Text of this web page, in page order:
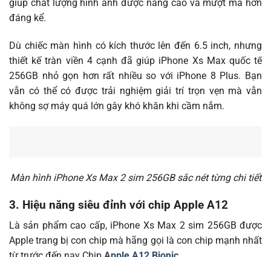
giúp chất lượng hình ảnh được nâng cao và mượt mà hơn
đáng kể.
Dù chiếc màn hình có kích thước lên đến 6.5 inch, nhưng
thiết kế tràn viền 4 cạnh đã giúp iPhone Xs Max quốc tế
256GB nhỏ gọn hơn rất nhiều so với iPhone 8 Plus. Bạn
vẫn có thể có được trải nghiệm giải trí trọn vẹn mà vẫn
không sợ máy quá lớn gây khó khăn khi cầm nắm.
Màn hình iPhone Xs Max 2 sim 256GB sắc nét từng chi tiết
3. Hiệu năng siêu đỉnh với chip Apple A12
Là sản phẩm cao cấp, iPhone Xs Max 2 sim 256GB được
Apple trang bị con chip mà hãng gọi là con chip mạnh nhất